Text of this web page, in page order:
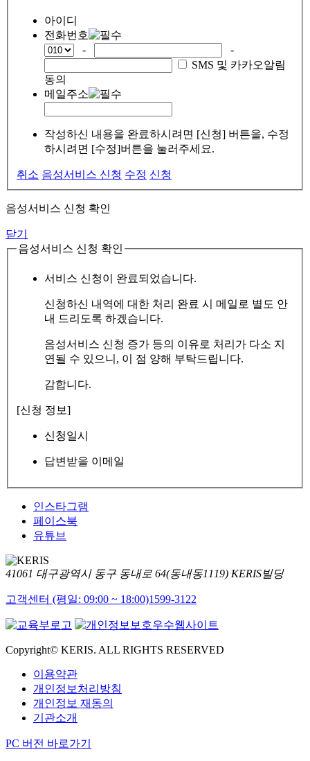
아이디
전화번호
-
-
SMS 및 카카오알림
동의
메일주소
작성하신 내용을 완료하시려면 [신청] 버튼을, 수정
하시려면 [수정]버튼을 눌러주세요.
취소 음성서비스 신청 수정 신청
음성서비스 신청 확인
닫기
음성서비스 신청 확인
서비스 신청이 완료되었습니다.
신청하신 내역에 대한 처리 완료 시 메일로 별도 안
내 드리도록 하겠습니다.
음성서비스 신청 증가 등의 이유로 처리가 다소 지
연될 수 있으니, 이 점 양해 부탁드립니다.
감합니다.
[신청 정보]
신청일시
답변받을 이메일
인스타그램
페이스북
유튜브
41061 대구광역시 동구 동내로 64(동내동1119) KERIS빌딩
고객센터 (평일: 09:00 ~ 18:00)1599-3122
Copyright© KERIS. ALL RIGHTS RESERVED
이용약관
개인정보처리방침
개인정보 재동의
기관소개
PC 버전 바로가기